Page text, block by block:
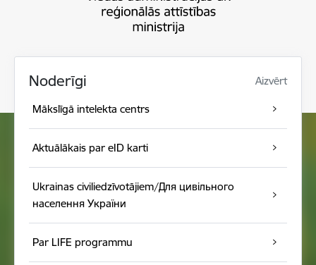
Noderīgi Aizvērt
Mākslīgā intelekta centrs
Aktuālākais par eID karti
Ukrainas civiliedzīvotājiem/Для цивільного
населення України
Par LIFE programmu